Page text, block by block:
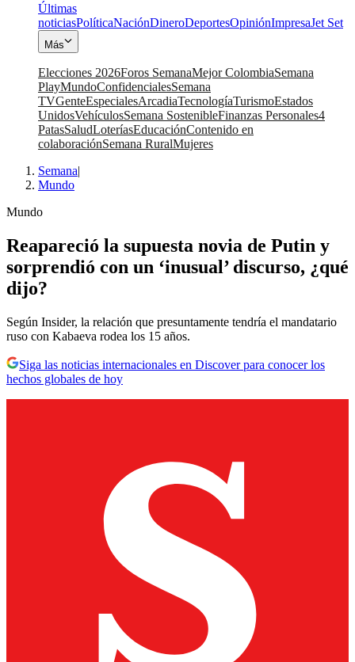
Últimas
noticiasPolíticaNaciónDineroDeportesOpiniónImpresaJet Set
Más
Elecciones 2026Foros SemanaMejor ColombiaSemana
PlayMundoConfidencialesSemana
TVGenteEspecialesArcadiaTecnologíaTurismoEstados
UnidosVehículosSemana SostenibleFinanzas Personales4
PatasSaludLoteríasEducaciónContenido en
colaboraciónSemana RuralMujeres
Semana|
Mundo
Mundo
Reapareció la supuesta novia de Putin y
sorprendió con un ‘inusual’ discurso, ¿qué
dijo?
Según Insider, la relación que presuntamente tendría el mandatario
ruso con Kabaeva rodea los 15 años.
Siga las noticias internacionales en Discover para conocer los
hechos globales de hoy